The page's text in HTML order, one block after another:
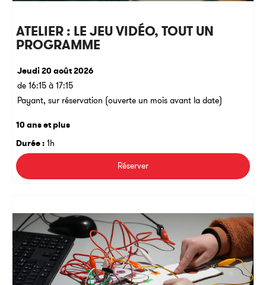
ATELIER : LE JEU VIDÉO, TOUT UN
PROGRAMME
Jeudi 20 août 2026
de 16:15 à 17:15
Payant, sur réservation (ouverte un mois avant la date)
Durée : 1h
10 ans et plus
Réserver